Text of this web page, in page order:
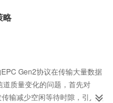
，收集通信时的RSSI值，采
的位置，收敛于移动距离最短
移动路径。MPPA算法降低了
网络启动后所有传感节点获
误差保持在较低的水平。在
、HILBERT、CIRCLES
略
Gen2协议在传输大量数据
质量变化的问题，首先对
输减少空闲等待时隙，引入纠